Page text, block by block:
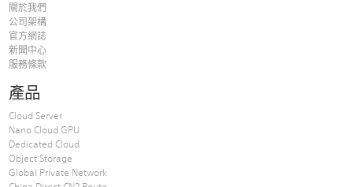
關於我們
公司架構
官方網誌
新聞中心
服務條款
產品
Cloud Server
Nano Cloud GPU
Dedicated Cloud
Object Storage
Global Private Network